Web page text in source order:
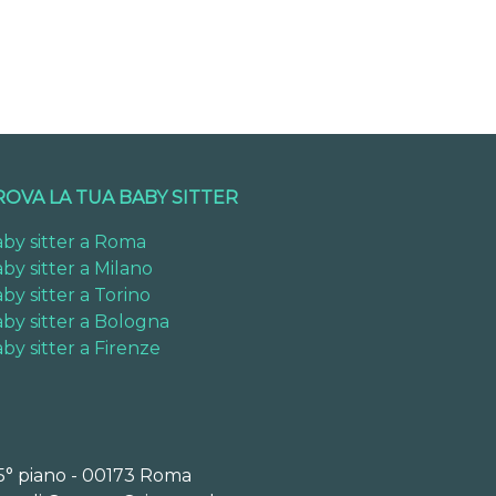
LA TUA BABY SITTER
sitter a Roma
sitter a Milano
sitter a Torino
sitter a Bologna
sitter a Firenze
piano - 00173 Roma